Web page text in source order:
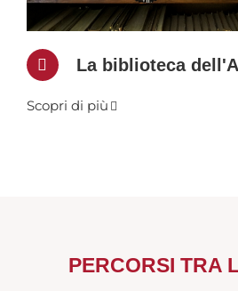
La biblioteca
Scopri di più
PERCORSI TRA